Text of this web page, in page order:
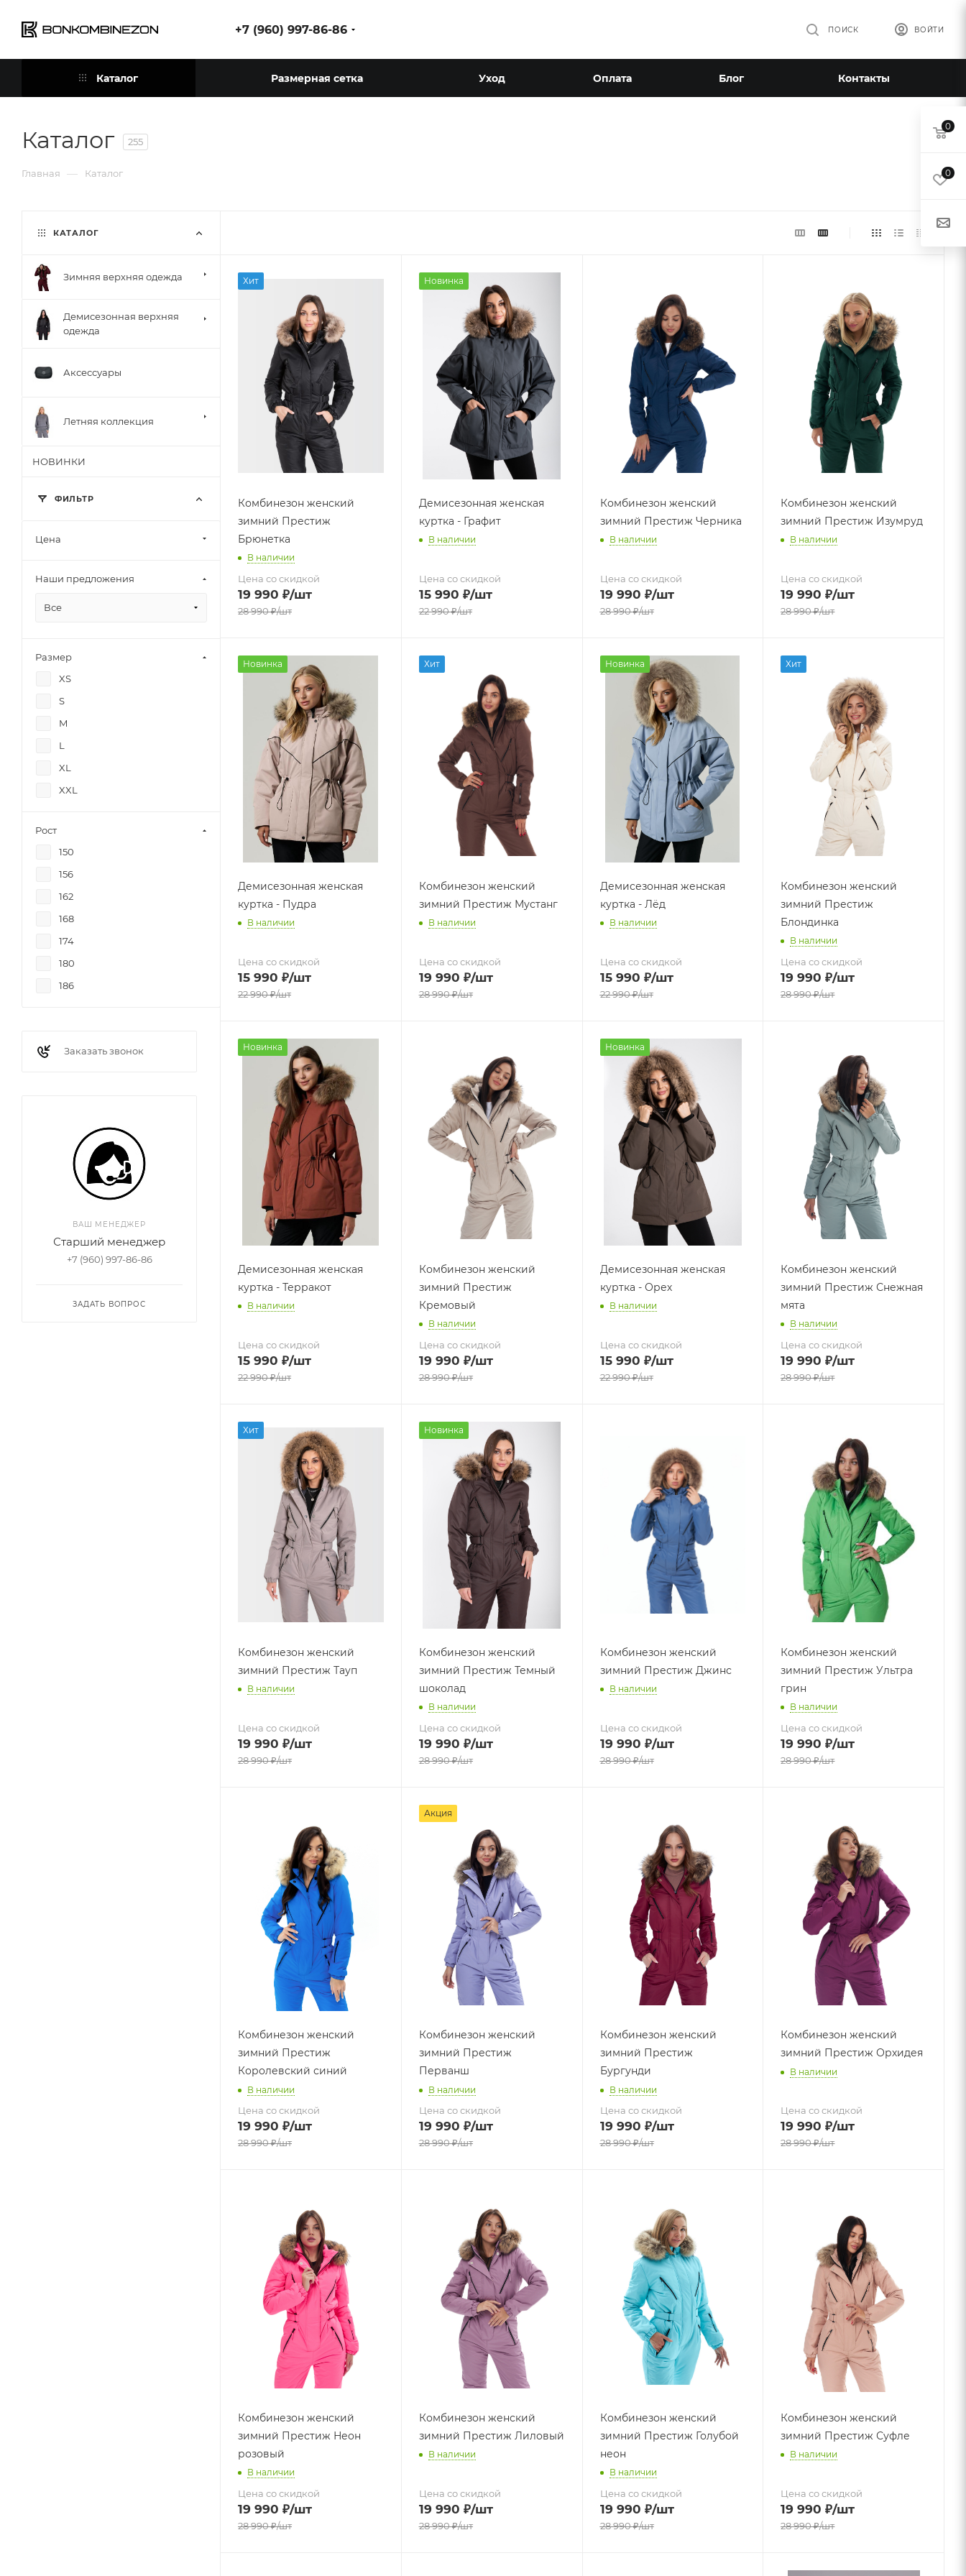
+7 (960) 997-86-86 ВОЙТИ
ПОИСК
Каталог Размерная сетка Уход Оплата Блог Контакты
Каталог 255
Главная — Каталог
Хит
Комбинезон женский
зимний Престиж
Брюнетка
В наличии
Цена со скидкой
19 990 ₽/шт
28 990₽/шт
Новинка
Демисезонная женская
куртка - Графит
В наличии
Цена со скидкой
15 990 ₽/шт
22 990₽/шт
Комбинезон женский
зимний Престиж Черника
В наличии
Цена со скидкой
19 990 ₽/шт
28 990₽/шт
Комбинезон женский
зимний Престиж Изумруд
В наличии
Цена со скидкой
19 990 ₽/шт
28 990₽/шт
Новинка
Демисезонная женская
куртка - Пудра
В наличии
Цена со скидкой
15 990 ₽/шт
22 990₽/шт
Хит
Комбинезон женский
зимний Престиж Мустанг
В наличии
Цена со скидкой
19 990 ₽/шт
28 990₽/шт
Новинка
Демисезонная женская
куртка - Лёд
В наличии
Цена со скидкой
15 990 ₽/шт
22 990₽/шт
Хит
Комбинезон женский
зимний Престиж
Блондинка
В наличии
Цена со скидкой
19 990 ₽/шт
28 990₽/шт
Новинка
Демисезонная женская
куртка - Терракот
В наличии
Цена со скидкой
15 990 ₽/шт
22 990₽/шт
Комбинезон женский
зимний Престиж
Кремовый
В наличии
Цена со скидкой
19 990 ₽/шт
28 990₽/шт
Новинка
Демисезонная женская
куртка - Орех
В наличии
Цена со скидкой
15 990 ₽/шт
22 990₽/шт
Комбинезон женский
зимний Престиж Снежная
мята
В наличии
Цена со скидкой
19 990 ₽/шт
28 990₽/шт
Хит
Комбинезон женский
зимний Престиж Тауп
В наличии
Цена со скидкой
19 990 ₽/шт
28 990₽/шт
Новинка
Комбинезон женский
зимний Престиж Темный
шоколад
В наличии
Цена со скидкой
19 990 ₽/шт
28 990₽/шт
Комбинезон женский
зимний Престиж Джинс
В наличии
Цена со скидкой
19 990 ₽/шт
28 990₽/шт
Комбинезон женский
зимний Престиж Ультра
грин
В наличии
Цена со скидкой
19 990 ₽/шт
28 990₽/шт
Комбинезон женский
зимний Престиж
Королевский синий
В наличии
Цена со скидкой
19 990 ₽/шт
28 990₽/шт
Акция
Комбинезон женский
зимний Престиж
Перванш
В наличии
Цена со скидкой
19 990 ₽/шт
28 990₽/шт
Комбинезон женский
зимний Престиж
Бургунди
В наличии
Цена со скидкой
19 990 ₽/шт
28 990₽/шт
Комбинезон женский
зимний Престиж Орхидея
В наличии
Цена со скидкой
19 990 ₽/шт
28 990₽/шт
Комбинезон женский
зимний Престиж Неон
розовый
В наличии
Цена со скидкой
19 990 ₽/шт
28 990₽/шт
Комбинезон женский
зимний Престиж Лиловый
В наличии
Цена со скидкой
19 990 ₽/шт
28 990₽/шт
Комбинезон женский
зимний Престиж Голубой
неон
В наличии
Цена со скидкой
19 990 ₽/шт
28 990₽/шт
Комбинезон женский
зимний Престиж Суфле
В наличии
Цена со скидкой
19 990 ₽/шт
28 990₽/шт
КАТАЛОГ
Зимняя верхняя одежда
Демисезонная верхняя
одежда
Аксессуары
Летняя коллекция
НОВИНКИ
ФИЛЬТР
Цена
Наши предложения
Все
Размер
XS
S
M
L
XL
XXL
Рост
150
156
162
168
174
180
186
Заказать звонок
ВАШ МЕНЕДЖЕР
Старший менеджер
+7 (960) 997-86-86
ЗАДАТЬ ВОПРОС
0
0